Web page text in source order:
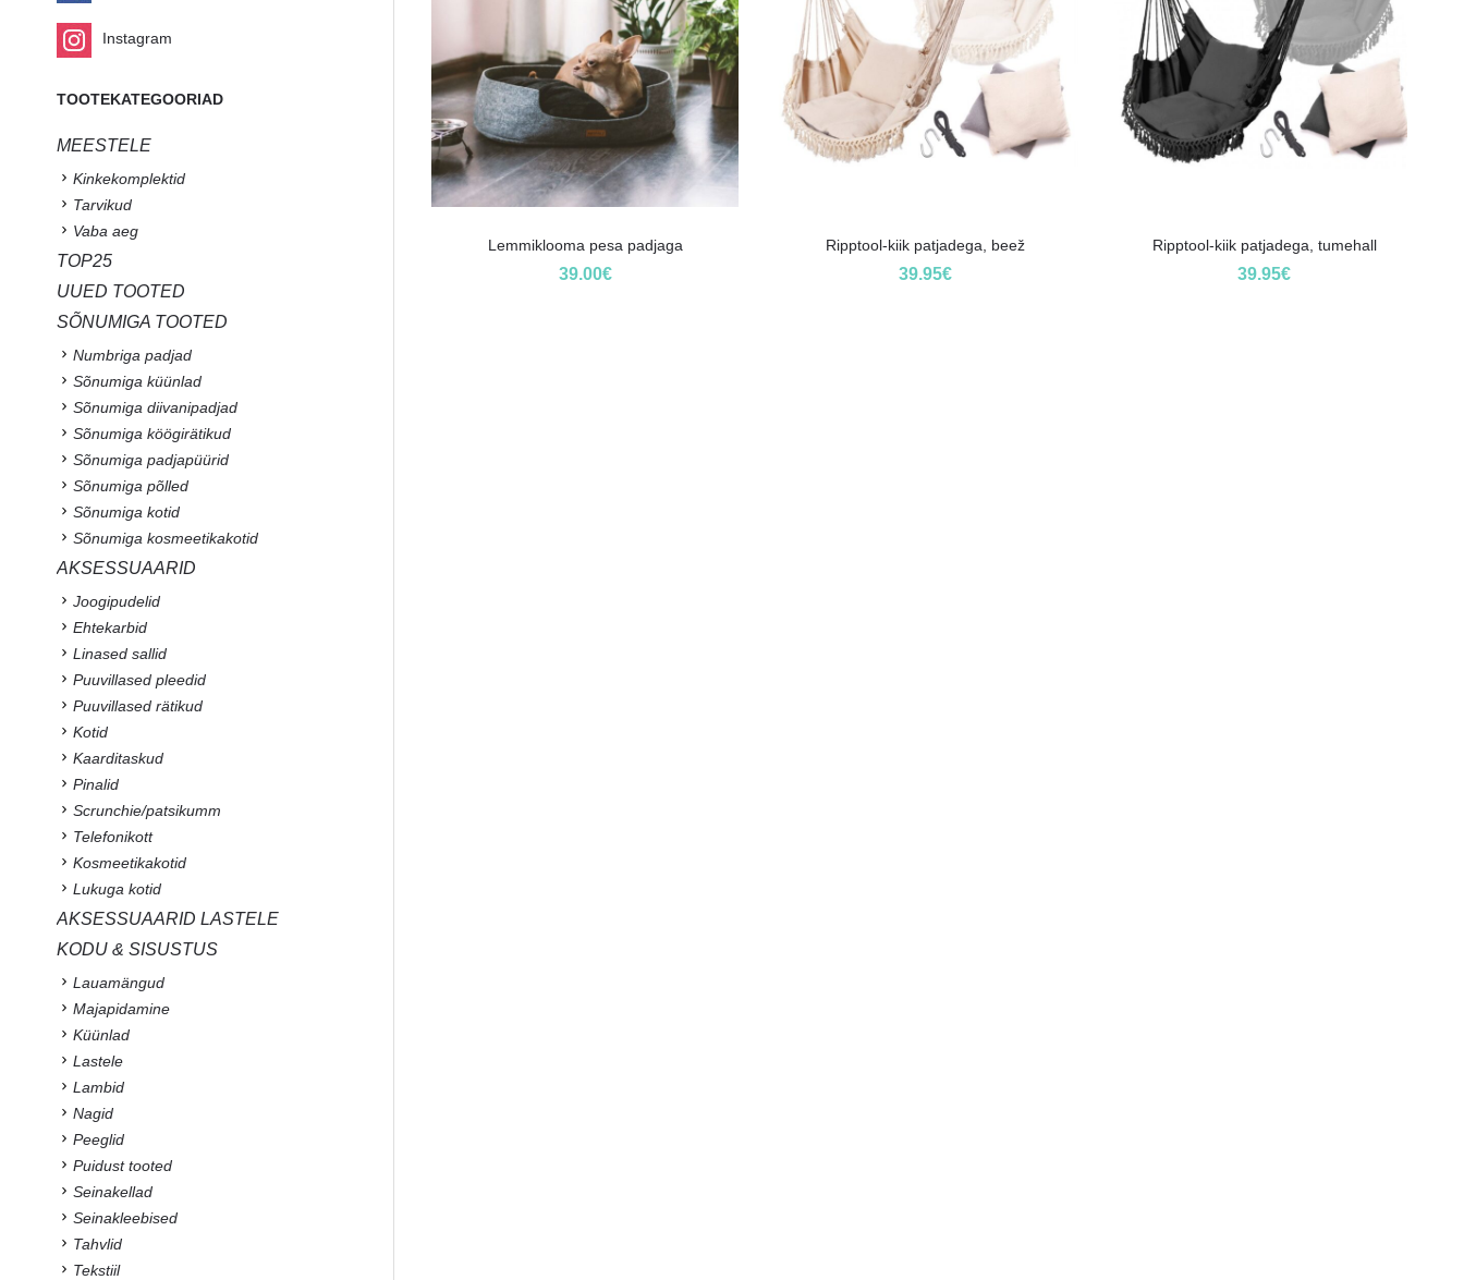
Lemmiklooma pesa padjaga
39.00€
Ripptool-kiik patjadega, beež
39.95€
Ripptool-kiik patjadega, tumehall
39.95€
Instagram
TOOTEKATEGOORIAD
MEESTELE
Kinkekomplektid
Tarvikud
Vaba aeg
TOP25
UUED TOOTED
SÕNUMIGA TOOTED
Numbriga padjad
Sõnumiga küünlad
Sõnumiga diivanipadjad
Sõnumiga köögirätikud
Sõnumiga padjapüürid
Sõnumiga põlled
Sõnumiga kotid
Sõnumiga kosmeetikakotid
AKSESSUAARID
Joogipudelid
Ehtekarbid
Linased sallid
Puuvillased pleedid
Puuvillased rätikud
Kotid
Kaarditaskud
Pinalid
Scrunchie/patsikumm
Telefonikott
Kosmeetikakotid
Lukuga kotid
AKSESSUAARID LASTELE
KODU & SISUSTUS
Lauamängud
Majapidamine
Küünlad
Lastele
Lambid
Nagid
Peeglid
Puidust tooted
Seinakellad
Seinakleebised
Tahvlid
Tekstiil